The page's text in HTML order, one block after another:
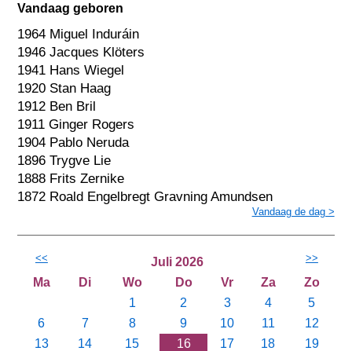
Vandaag geboren
1964 Miguel Induráin
1946 Jacques Klöters
1941 Hans Wiegel
1920 Stan Haag
1912 Ben Bril
1911 Ginger Rogers
1904 Pablo Neruda
1896 Trygve Lie
1888 Frits Zernike
1872 Roald Engelbregt Gravning Amundsen
Vandaag de dag >
<< Juli 2026 >>
Ma Di Wo Do Vr Za
Zo
1
2 3 4
5
6
7 8 9 10 11
12
13
14 15 16 17 18
19